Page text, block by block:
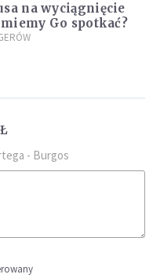
na wyciągnięcie
Go spotkać?
- Burgos